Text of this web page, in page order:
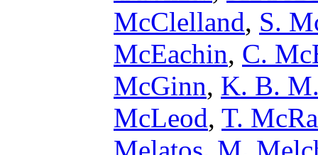
McClelland, S.
McEachin, C.
McGinn, K. B.
McLeod, T.